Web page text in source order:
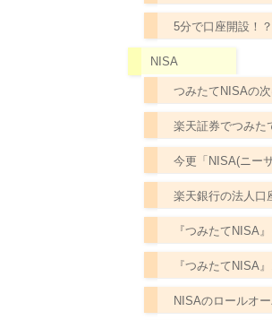
5分で口座開設！
NISA
つみたてNISAの
楽天証券でつみた
今更「NISA(ニー
楽天銀行の法人口
『つみたてNISA
『つみたてNISA
NISAのロールオ